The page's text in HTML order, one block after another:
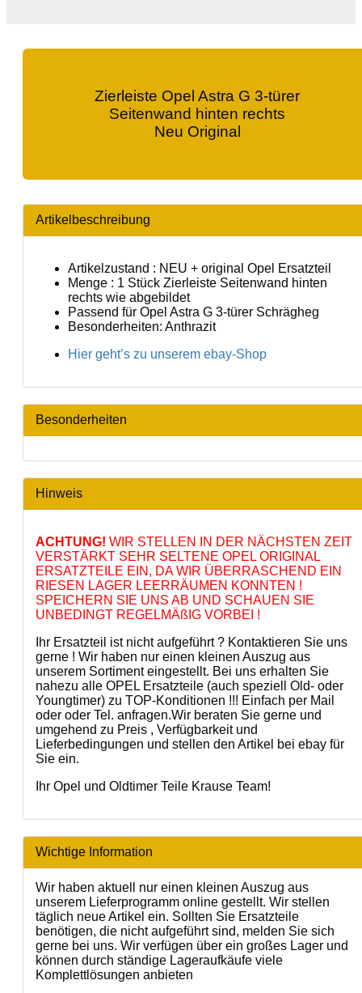
Zierleiste Opel Astra G 3-türer
Seitenwand hinten rechts
Neu Original
Artikelbeschreibung
Artikelzustand : NEU + original Opel Ersatzteil
Menge : 1 Stück Zierleiste Seitenwand hinten
rechts wie abgebildet
Passend für Opel Astra G 3-türer Schrägheg
Besonderheiten: Anthrazit
Hier geht’s zu unserem ebay-Shop
Besonderheiten
Hinweis
ACHTUNG! WIR STELLEN IN DER NÄCHSTEN ZEIT
VERSTÄRKT SEHR SELTENE OPEL ORIGINAL
ERSATZTEILE EIN, DA WIR ÜBERRASCHEND EIN
RIESEN LAGER LEERRÄUMEN KONNTEN !
SPEICHERN SIE UNS AB UND SCHAUEN SIE
UNBEDINGT REGELMÄßIG VORBEI !
Ihr Ersatzteil ist nicht aufgeführt ? Kontaktieren Sie uns
gerne ! Wir haben nur einen kleinen Auszug aus
unserem Sortiment eingestellt. Bei uns erhalten Sie
nahezu alle OPEL Ersatzteile (auch speziell Old- oder
Youngtimer) zu TOP-Konditionen !!! Einfach per Mail
oder oder Tel. anfragen.Wir beraten Sie gerne und
umgehend zu Preis , Verfügbarkeit und
Lieferbedingungen und stellen den Artikel bei ebay für
Sie ein.
Ihr Opel und Oldtimer Teile Krause Team!
Wichtige Information
Wir haben aktuell nur einen kleinen Auszug aus
unserem Lieferprogramm online gestellt. Wir stellen
täglich neue Artikel ein. Sollten Sie Ersatzteile
benötigen, die nicht aufgeführt sind, melden Sie sich
gerne bei uns. Wir verfügen über ein großes Lager und
können durch ständige Lageraufkäufe viele
Komplettlösungen anbieten